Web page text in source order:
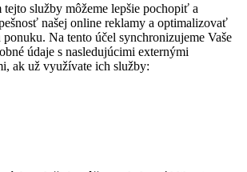
služby môžeme lepšie pochopiť a
našej online reklamy a optimalizovať
ponuku. Na tento účel synchronizujeme Vaše
údaje s nasledujúcimi externými
ak už využívate ich služby: